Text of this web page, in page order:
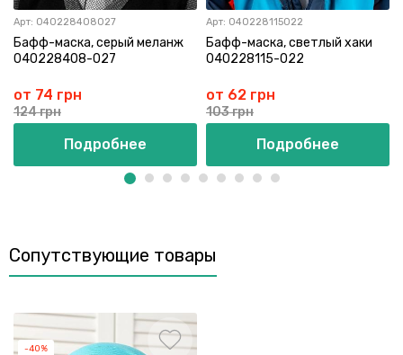
Арт: 040228408027
Бафф-маска, серый меланж
040228408-027
от 74 грн
124 грн
Подробнее
Арт: 040228115022
Бафф-маска, светлый хаки
040228115-022
от 62 грн
103 грн
Подробнее
Сопутствующие товары
-40%